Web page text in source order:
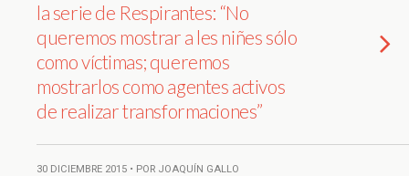
la serie de Respirantes: “No
queremos mostrar a les niñes sólo
como víctimas; queremos
mostrarlos como agentes activos
de realizar transformaciones”
30 DICIEMBRE 2015 • POR JOAQUÍN GALLO